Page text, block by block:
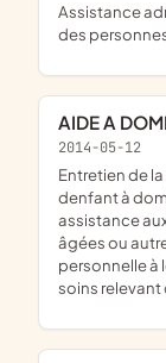
assistance administrative et informatique à domicile
des
AIDE A
2014-05-12
entretien de la maison et travaux ménagers, garde
denfant à
assistance
âgées ou
personnelle à
soins relevant